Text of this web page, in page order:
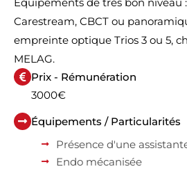
Carestream, CBCT ou
empreinte optique Trios 3 ou 5,
MELAG.
Prix - Rémunération
3000€
Équipements / Particularités
Présence d'une
Endo mécanisée